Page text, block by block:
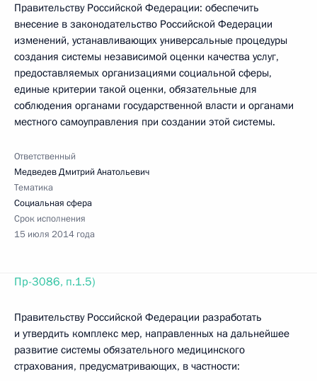
Правительству Российской Федерации: обеспечить
внесение в законодательство Российской Федерации
изменений, устанавливающих универсальные процедуры
создания системы независимой оценки качества услуг,
предоставляемых организациями социальной сферы,
единые критерии такой оценки, обязательные для
соблюдения органами государственной власти и органами
местного самоуправления при создании этой системы.
Ответственный
Медведев Дмитрий Анатольевич
Тематика
Социальная сфера
Срок исполнения
15 июля 2014 года
Пр-3086, п.1.5)
Правительству Российской Федерации разработать
и утвердить комплекс мер, направленных на дальнейшее
развитие системы обязательного медицинского
страхования, предусматривающих, в частности: